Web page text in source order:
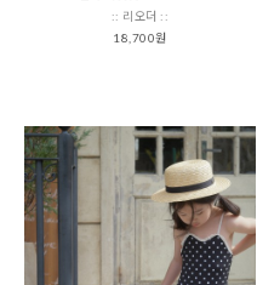
:: 리오더 ::
18,700원